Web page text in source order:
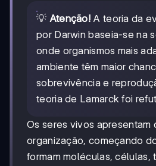
💡 Atenção! A teoria da
por Darwin baseia-se na
onde organismos mais
ambiente têm maior
sobrevivência e
teoria de Lamarck foi
Os seres vivos apresentam
organização, começando
formam moléculas, células,